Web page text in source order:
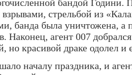
бандой Години.
стрельбой из
банда была уничтожена, а
Наконец, агент 007 добрался
но красивой драке одолел и
началу праздника, и